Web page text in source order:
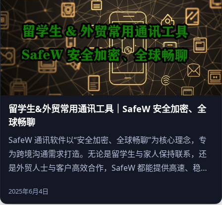
留学生&外贸常用通讯工具｜SafeW 安全加密、全
球畅聊
SafeW 通讯软件以“安全加密、全球畅聊”为核心理念，专
为跨境沟通需求打造。无论是留学生与家人保持联系，还
是外贸人士与客户高效合作，SafeW 都能提供高速、稳
能亮点、隐私设置、典型场景到企业实践，全面解析
2025年6月4日